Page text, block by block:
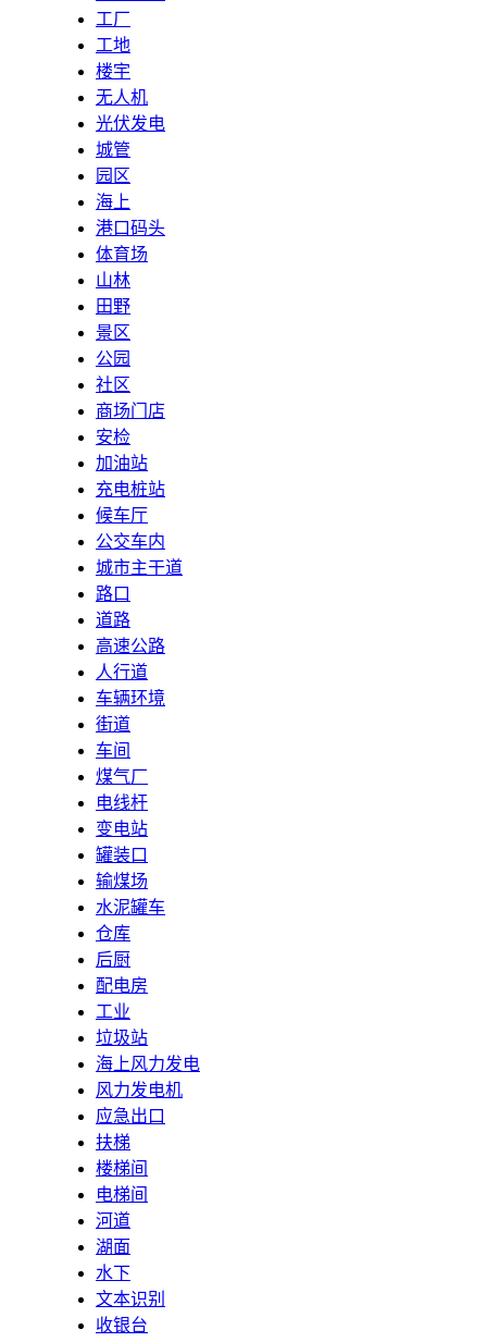
工厂
工地
楼宇
无人机
光伏发电
城管
园区
海上
港口码头
体育场
山林
田野
景区
公园
社区
商场门店
安检
加油站
充电桩站
候车厅
公交车内
城市主干道
路口
道路
高速公路
人行道
车辆环境
街道
车间
煤气厂
电线杆
变电站
罐装口
输煤场
水泥罐车
仓库
后厨
配电房
工业
垃圾站
海上风力发电
风力发电机
应急出口
扶梯
楼梯间
电梯间
河道
湖面
水下
文本识别
收银台